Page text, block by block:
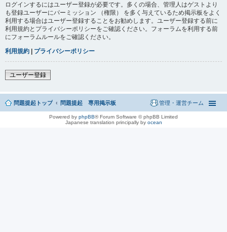
ログインするにはユーザー登録が必要です。多くの場合、管理人はゲストより
も登録ユーザーにパーミッション （権限） を多く与えているため掲示板をよく
利用する場合はユーザー登録することをお勧めします。ユーザー登録する前に
利用規約とプライバシーポリシーをご確認ください。フォーラムを利用する前
にフォーラムルールをご確認ください。
利用規約 | プライバシーポリシー
ユーザー登録
問題提起トップ 問題提起 専用掲示板 管理・運営チーム
Powered by phpBB® Forum Software © phpBB Limited
Japanese translation principally by ocean